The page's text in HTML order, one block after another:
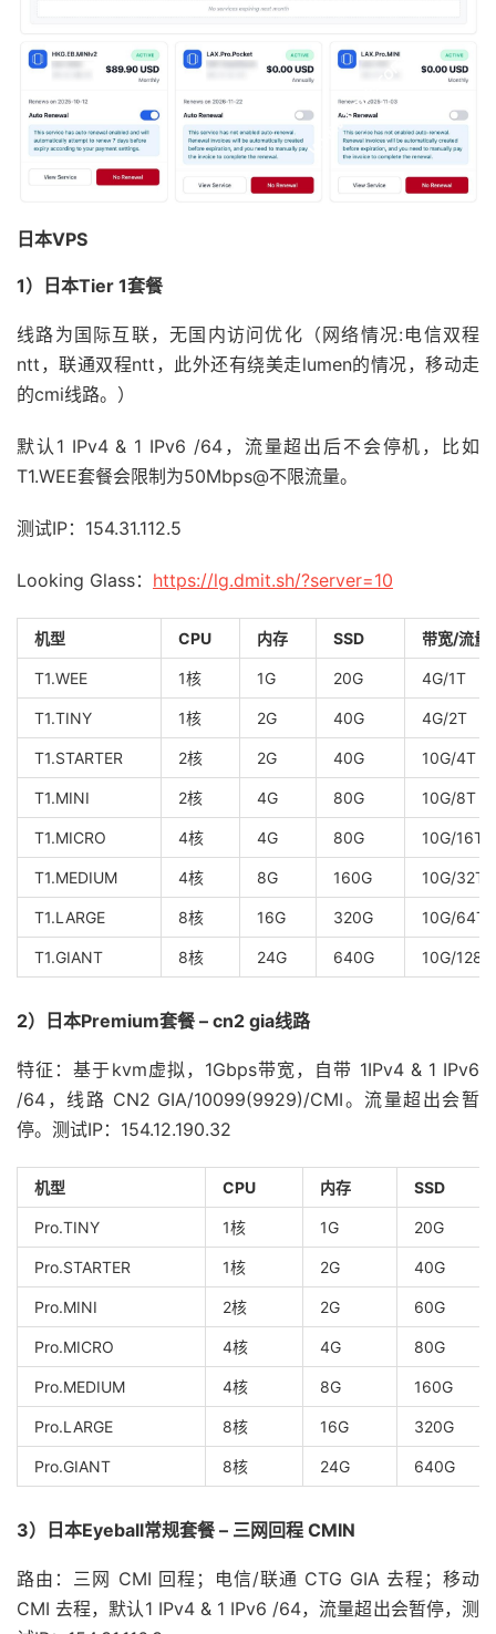
日本VPS
1）日本Tier 1套餐
线路为国际互联，无国内访问优化（网络情况:电信双程
ntt，联通双程ntt，此外还有绕美走lumen的情况，移动走
的cmi线路。）
默认1 IPv4 & 1 IPv6 /64，流量超出后不会停机，比如
T1.WEE套餐会限制为50Mbps@不限流量。
测试IP：154.31.112.5
Looking Glass： https://lg.dmit.sh/?server=10
机型 CPU 内存 SSD 带宽/流量
T1.WEE 1核 1G 20G 4G/1T
T1.TINY 1核 2G 40G 4G/2T
T1.STARTER 2核 2G 40G 10G/4T
T1.MINI 2核 4G 80G 10G/8T
T1.MICRO 4核 4G 80G 10G/16T
T1.MEDIUM 4核 8G 160G 10G/32T
T1.LARGE 8核 16G 320G 10G/64T
T1.GIANT 8核 24G 640G 10G/128T
2）日本Premium套餐 – cn2 gia线路
特征：基于kvm虚拟，1Gbps带宽，自带 1IPv4 & 1 IPv6
/64，线路 CN2 GIA/10099(9929)/CMI。流量超出会暂
停。测试IP：154.12.190.32
机型 CPU 内存 SSD
Pro.TINY 1核 1G 20G
Pro.STARTER 1核 2G 40G
Pro.MINI 2核 2G 60G
Pro.MICRO 4核 4G 80G
Pro.MEDIUM 4核 8G 160G
Pro.LARGE 8核 16G 320G
Pro.GIANT 8核 24G 640G
3）日本Eyeball常规套餐 – 三网回程 CMIN
路由：三网 CMI 回程；电信/联通 CTG GIA 去程；移动
CMI 去程，默认1 IPv4 & 1 IPv6 /64，流量超出会暂停，测